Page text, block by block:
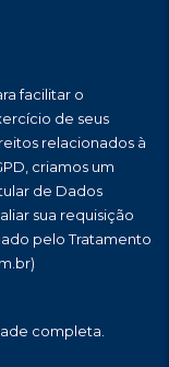
facilitar o
de seus
relacionados à
criamos um
de Dados
sua requisição
pelo Tratamento
completa.